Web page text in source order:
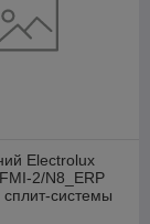
Electrolux
2/N8_ERP
системы